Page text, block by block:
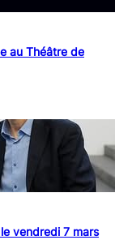
au Théâtre de
vendredi 7 mars